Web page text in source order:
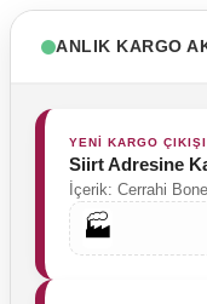
Tesettür Cerrahi Bone
Labor Medikal Tekstil
ANLIK KARGO
YENİ KARGO ÇIKIŞI
Siirt Adresine
İçerik: Cerrahi
🏭